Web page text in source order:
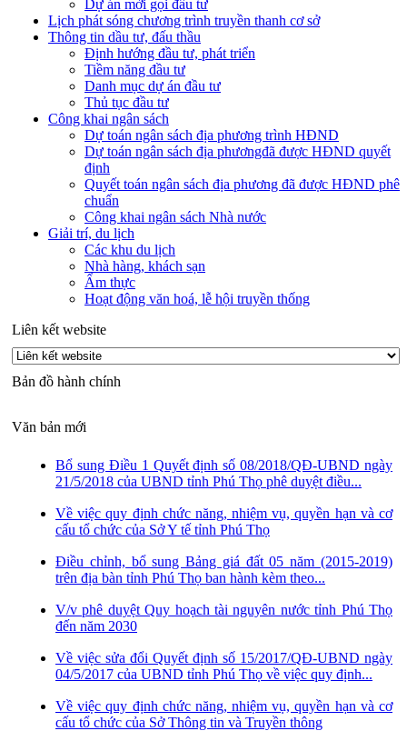
Dự án mời gọi đầu tư
Lịch phát sóng chương trình truyền thanh cơ sở
Thông tin dầu tư, đấu thầu
Định hướng đầu tư, phát triển
Tiềm năng đầu tư
Danh mục dự án đầu tư
Thủ tục đầu tư
Công khai ngân sách
Dự toán ngân sách địa phương trình HĐND
Dự toán ngân sách địa phươngđã được HĐND quyết
định
Quyết toán ngân sách địa phương đã được HĐND phê
chuẩn
Công khai ngân sách Nhà nước
Giải trí, du lịch
Các khu du lịch
Nhà hàng, khách sạn
Ẩm thực
Hoạt động văn hoá, lễ hội truyền thống
Liên kết website
Bản đồ hành chính
Văn bản mới
Bổ sung Điều 1 Quyết định số 08/2018/QĐ-UBND ngày
21/5/2018 của UBND tỉnh Phú Thọ phê duyệt điều...
Về việc quy định chức năng, nhiệm vụ, quyền hạn và cơ
cấu tổ chức của Sở Y tế tỉnh Phú Thọ
Điều chỉnh, bổ sung Bảng giá đất 05 năm (2015-2019)
trên địa bàn tỉnh Phú Thọ ban hành kèm theo...
V/v phê duyệt Quy hoạch tài nguyên nước tỉnh Phú Thọ
đến năm 2030
Về việc sửa đổi Quyết định số 15/2017/QĐ-UBND ngày
04/5/2017 của UBND tỉnh Phú Thọ về việc quy định...
Về việc quy định chức năng, nhiệm vụ, quyền hạn và cơ
cấu tổ chức của Sở Thông tin và Truyền thông